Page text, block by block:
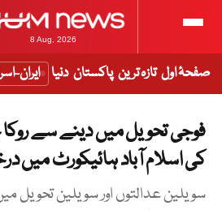
8 Aug, 2026
صفحۂ اول تازہ ترین پاکستان دنیا ایران-
فوجی تحویل میں دینے سے
کی اسلام آباد ہائیکورٹ میں
سویلین عدالتوں اور سویلین تحویل